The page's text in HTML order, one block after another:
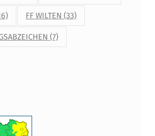
FF WILTEN (33)
(7)